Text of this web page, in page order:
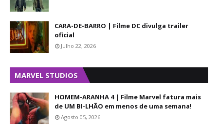
CARA-DE-BARRO | Filme DC divulga trailer
oficial
Julho 22, 2026
MARVEL STUDIOS
HOMEM-ARANHA 4 | Filme Marvel fatura mais
de UM BI-LHÃO em menos de uma semana!
Agosto 05, 2026